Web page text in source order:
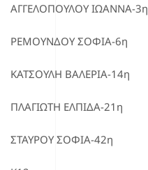
ΑΓΓΕΛΟΠΟΥΛΟΥ ΙΩΑΝΝΑ-3η
ΡΕΜΟΥΝΔΟΥ ΣΟΦΙΑ-6η
ΚΑΤΣΟΥΛΗ ΒΑΛΕΡΙΑ-14η
ΠΛΑΓΙΩΤΗ ΕΛΠΙΔΑ-21η
ΣΤΑΥΡΟΥ ΣΟΦΙΑ-42η